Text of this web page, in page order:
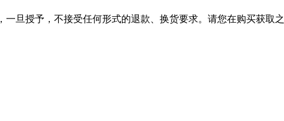
旦授予，不接受任何形式的退款、换货要求。请您在购买获取